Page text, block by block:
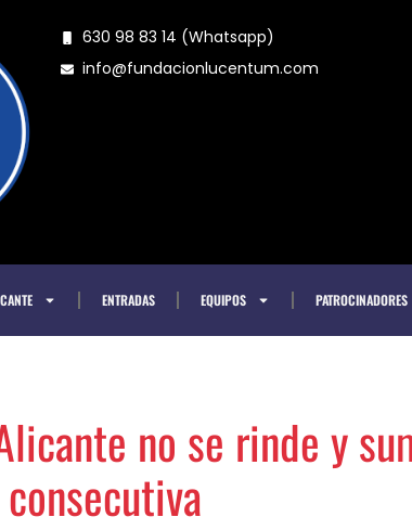
630 98 83 14 (Whatsapp)
info@fundacionlucentum.com
ENTRADAS EQUIPOS PATROCINADORES
no se rinde y